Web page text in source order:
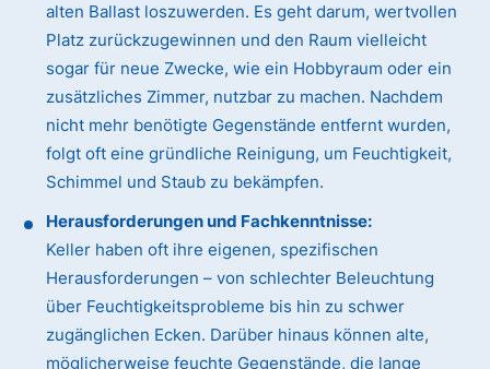
alten Ballast loszuwerden. Es geht darum, wertvollen
Platz zurückzugewinnen und den Raum vielleicht
sogar für neue Zwecke, wie ein Hobbyraum oder ein
zusätzliches Zimmer, nutzbar zu machen. Nachdem
nicht mehr benötigte Gegenstände entfernt wurden,
folgt oft eine gründliche Reinigung, um Feuchtigkeit,
Schimmel und Staub zu bekämpfen.
Herausforderungen und Fachkenntnisse:
Keller haben oft ihre eigenen, spezifischen
Herausforderungen – von schlechter Beleuchtung
über Feuchtigkeitsprobleme bis hin zu schwer
zugänglichen Ecken. Darüber hinaus können alte,
möglicherweise feuchte Gegenstände, die lange